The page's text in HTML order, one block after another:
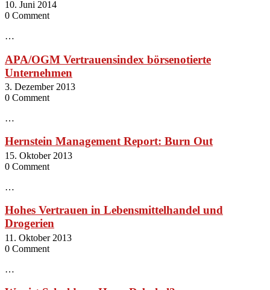
10. Juni 2014
0 Comment
…
APA/OGM Vertrauensindex börsenotierte
Unternehmen
3. Dezember 2013
0 Comment
…
Hernstein Management Report: Burn Out
15. Oktober 2013
0 Comment
…
Hohes Vertrauen in Lebensmittelhandel und
Drogerien
11. Oktober 2013
0 Comment
…